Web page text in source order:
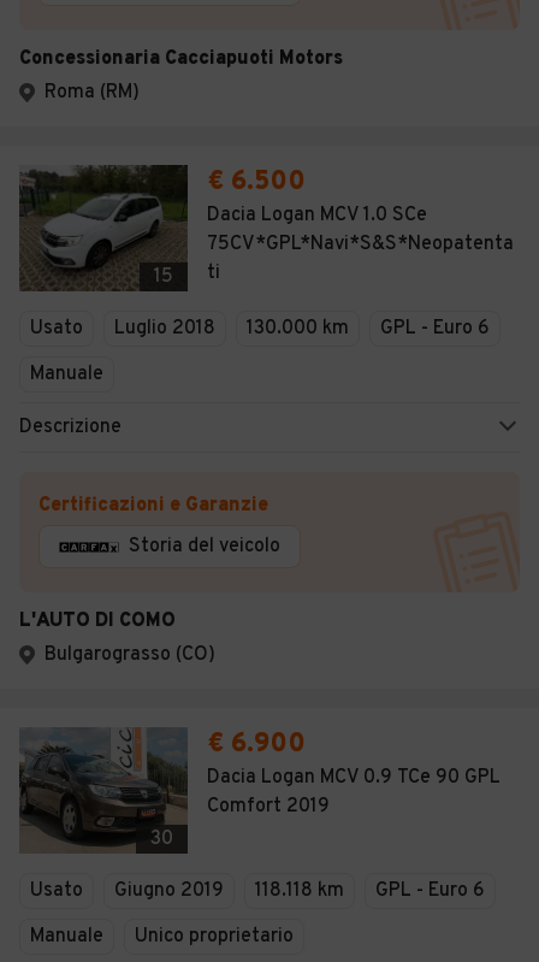
Concessionaria Cacciapuoti Motors
Roma (RM)
15
€ 6.500
Dacia Logan MCV 1.0 SCe
75CV*GPL*Navi*S&S*Neopatenta
ti
Usato Luglio 2018 130.000 km
GPL - Euro 6
Manuale
Descrizione
Certificazioni e Garanzie
Storia del veicolo
L'AUTO DI COMO
Bulgarograsso (CO)
30
€ 6.900
Dacia Logan MCV 0.9 TCe 90 GPL
Comfort 2019
Usato Giugno 2019 118.118 km
GPL - Euro 6
Manuale
Unico proprietario